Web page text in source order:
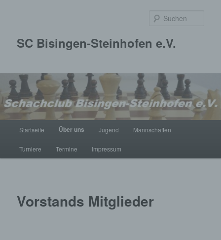
SC Bisingen-Steinhofen e.V.
Startseite Über uns Jugend Mannschaften
Turniere Termine Impressum
Vorstands Mitglieder